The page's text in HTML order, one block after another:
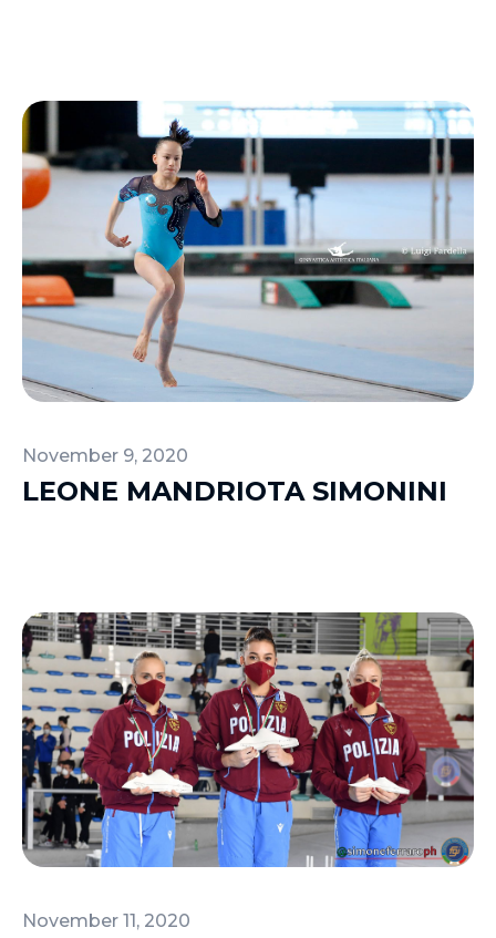
November 9, 2020
LEONE MANDRIOTA SIMONINI
November 11, 2020